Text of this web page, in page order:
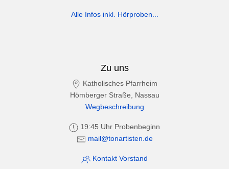
Alle Infos inkl. Hörproben...
Zu uns
Katholisches Pfarrheim
Hömberger Straße, Nassau
Wegbeschreibung
19:45 Uhr Probenbeginn
mail@tonartisten.de
Kontakt Vorstand